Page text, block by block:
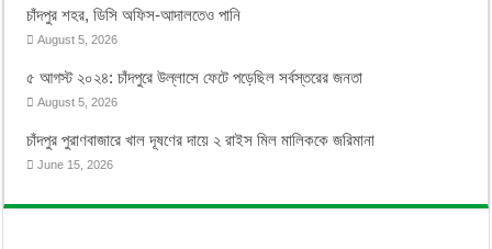
চাঁদপুর শহর, ডিসি অফিস-আদালতেও পানি
August 5, 2026
৫ আগস্ট ২০২৪: চাঁদপুরে উল্লাসে ফেটে পড়েছিল সর্বস্তরের জনতা
August 5, 2026
চাঁদপুর পুরাণবাজারে খাল দূষণের দায়ে ২ রাইস মিল মালিককে জরিমানা
June 15, 2026